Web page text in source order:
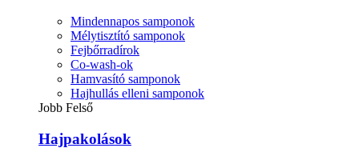
Mindennapos samponok
Mélytisztító samponok
Fejbőrradírok
Co-wash-ok
Hamvasító samponok
Hajhullás elleni samponok
Jobb Felső
Hajpakolások